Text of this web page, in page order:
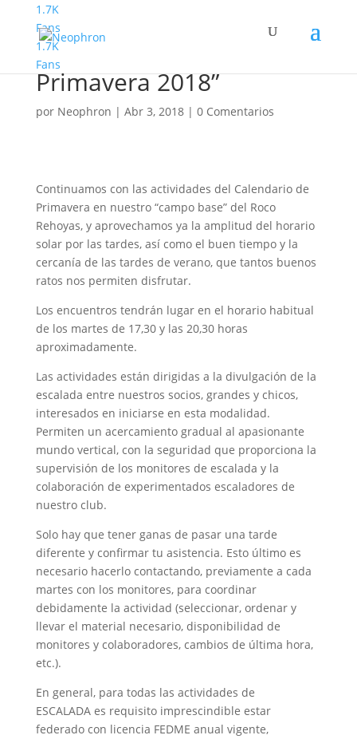
1.7K
Fans
1.7K
Fans
“Martes de Roco en
Primavera 2018”
por Neophron | Abr 3, 2018| 0 Comentarios
Continuamos con las actividades del Calendario de
Primavera en nuestro “campo base” del Roco
Rehoyas, y aprovechamos ya la amplitud del horario
solar por las tardes, así como el buen tiempo y la
cercanía de las tardes de verano, que tantos buenos
ratos nos permiten disfrutar.
Los encuentros tendrán lugar en el horario habitual
de los martes de 17,30 y las 20,30 horas
aproximadamente.
Las actividades están dirigidas a la divulgación de la
escalada entre nuestros socios, grandes y chicos,
interesados en iniciarse en esta modalidad.
Permiten un acercamiento gradual al apasionante
mundo vertical, con la seguridad que proporciona la
supervisión de los monitores de escalada y la
colaboración de experimentados escaladores de
nuestro club.
Solo hay que tener ganas de pasar una tarde
diferente y confirmar tu asistencia. Esto último es
necesario hacerlo contactando, previamente a cada
martes con los monitores, para coordinar
debidamente la actividad (seleccionar, ordenar y
llevar el material necesario, disponibilidad de
monitores y colaboradores, cambios de última hora,
etc.).
En general, para todas las actividades de
ESCALADA es requisito imprescindible estar
federado con licencia FEDME anual vigente,